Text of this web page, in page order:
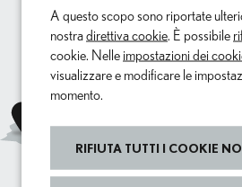
dai il consenso, Google Ireland
come il tuo indirizzo IP e
mappa. Inoltre, memorizzeremo il
cookie. Puoi revocare il tuo
momento con effetto per il futuro
A questo scopo sono riportate
nostradirettiva cookie. È possibile
cookie. Nelle impostazioni dei
visualizzare e modificare le
momento.
RIFIUTA TUTTI I COOKIE